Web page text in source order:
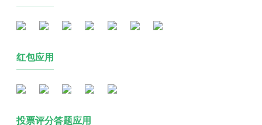
红包应用
投票评分答题应用